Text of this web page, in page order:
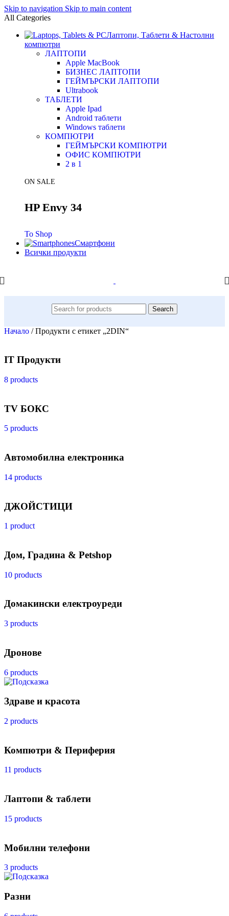
Skip to navigation Skip to main content
All Categories
Лаптопи, Таблети & Настолни
компютри
ЛАПТОПИ
Apple MacBook
БИЗНЕС ЛАПТОПИ
ГЕЙМЪРСКИ ЛАПТОПИ
Ultrabook
ТАБЛЕТИ
Apple Ipad
Android таблети
Windows таблети
КОМПЮТРИ
ГЕЙМЪРСКИ КОМПЮТРИ
ОФИС КОМПЮТРИ
2 в 1
ON SALE
HP Envy 34
To Shop
Смартфони
Всички продукти
Search
Начало / Продукти с етикет „2DIN“
IT Продукти
8 products
TV БОКС
5 products
Автомобилна електроника
14 products
ДЖОЙСТИЦИ
1 product
Дом, Градина & Petshop
10 products
Домакински електроуреди
3 products
Дронове
6 products
Здраве и красота
2 products
Компютри & Периферия
11 products
Лаптопи & таблети
15 products
Мобилни телефони
3 products
Разни